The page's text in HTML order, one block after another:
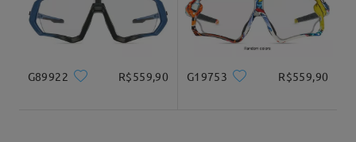
G89922 R$559,90 G19753 R$559,90